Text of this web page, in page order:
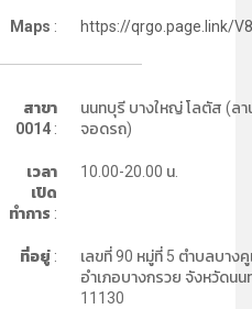
Maps : https://qrgo.page.link/
สาขา
0014:
นนทบุรี บางใหญ่ โลตัส (ลา
จอดรถ)
เวลา
เปิด
ทำการ :
10.00-20.00 น.
ที่อยู่:
เลขที่ 90 หมู่ที่ 5 ตำบลบางคู
อำเภอบางกรวย จังหวัดนน
11130